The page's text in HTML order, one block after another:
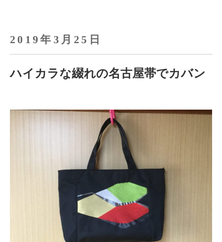
2019年3月25日
ハイカラな綴れの名古屋帯でカバン